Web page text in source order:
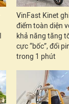
VinFast Kinet
điểm toàn diện
khả năng tăng
cực “bốc”, đổi
trong 1 phút